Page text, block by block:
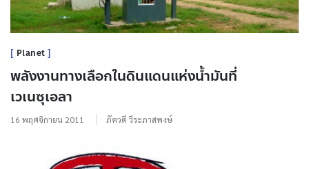
Planet
พลังงานทางเลือกในดินแดนแห่งน้ำมันที่
เวเนซุเอลา
16 พฤศจิกายน 2011 ภัควดี วีระภาสพงษ์